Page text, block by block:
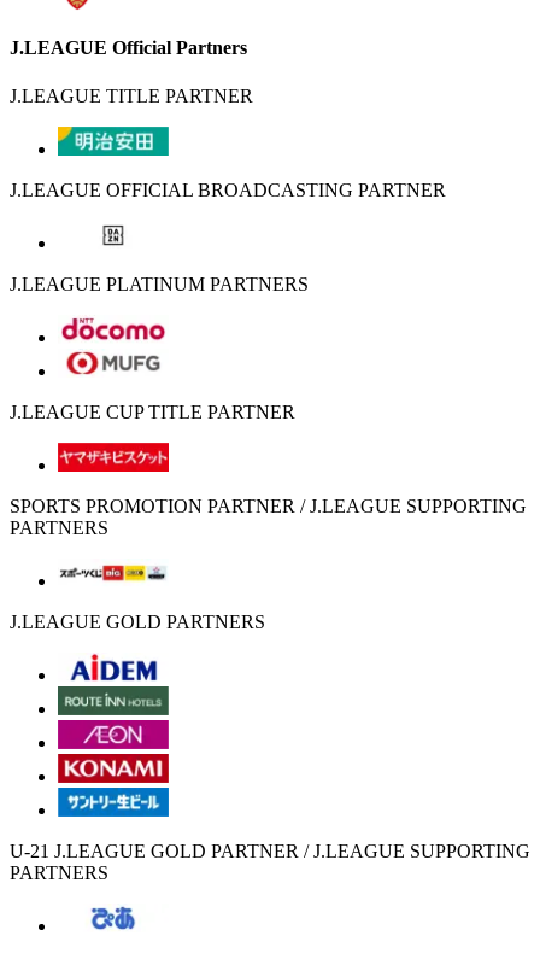
J.LEAGUE Official Partners
J.LEAGUE TITLE PARTNER
J.LEAGUE OFFICIAL BROADCASTING PARTNER
J.LEAGUE PLATINUM PARTNERS
J.LEAGUE CUP TITLE PARTNER
SPORTS PROMOTION PARTNER / J.LEAGUE SUPPORTING
PARTNERS
J.LEAGUE GOLD PARTNERS
U-21 J.LEAGUE GOLD PARTNER / J.LEAGUE SUPPORTING
PARTNERS